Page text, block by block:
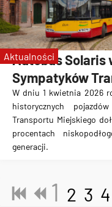
Autobus Solaris
Sympatyków
W dniu 1 kwietnia 2026
historycznych
Transportu Miejskiego
procentach
generacji.
Aktualności
1 2 3 4